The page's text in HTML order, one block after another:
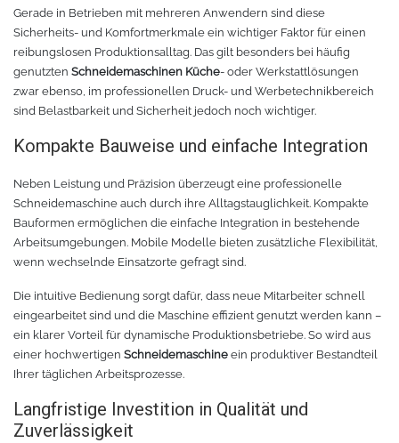
TPU
Spezielle Filamente
Materialien für die Stickerei
Materialien für Laser
Finer
MDF
Verschiedenes 3D Drucker Zubehör
3D-Drucker Bauplatte
Gerade in Betrieben mit mehreren Anwendern sind diese
Sicherheits- und Komfortmerkmale ein wichtiger Faktor für einen
reibungslosen Produktionsalltag. Das gilt besonders bei häufig
genutzten Schneidemaschinen Küche- oder Werkstattlösungen
zwar ebenso, im professionellen Druck- und Werbetechnikbereich
sind Belastbarkeit und Sicherheit jedoch noch wichtiger.
Kompakte Bauweise und einfache Integration
Neben Leistung und Präzision überzeugt eine professionelle
Schneidemaschine auch durch ihre Alltagstauglichkeit. Kompakte
Bauformen ermöglichen die einfache Integration in bestehende
Arbeitsumgebungen. Mobile Modelle bieten zusätzliche Flexibilität,
wenn wechselnde Einsatzorte gefragt sind.
Die intuitive Bedienung sorgt dafür, dass neue Mitarbeiter schnell
eingearbeitet sind und die Maschine effizient genutzt werden kann –
ein klarer Vorteil für dynamische Produktionsbetriebe. So wird aus
einer hochwertigen Schneidemaschine ein produktiver Bestandteil
Ihrer täglichen Arbeitsprozesse.
Langfristige Investition in Qualität und
Zuverlässigkeit